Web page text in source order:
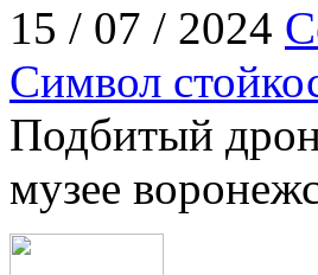
15 / 07 / 2024
Символ
Подбитый
музее